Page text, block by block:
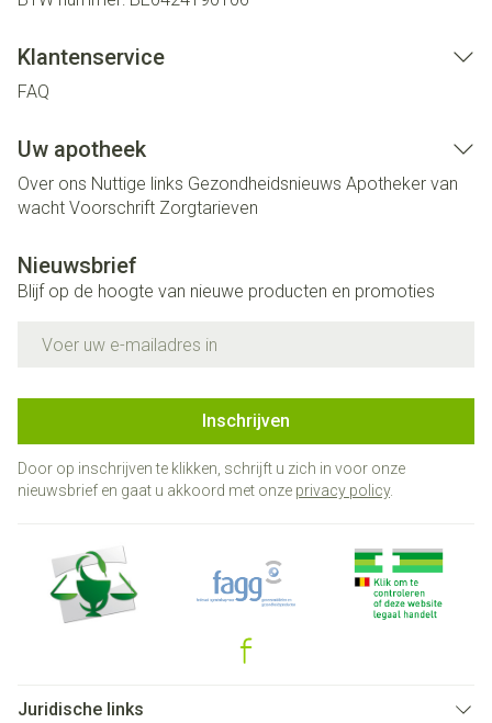
Klantenservice
FAQ
Uw apotheek
Over ons Nuttige links Gezondheidsnieuws Apotheker van
wacht Voorschrift Zorgtarieven
Nieuwsbrief
Blijf op de hoogte van nieuwe producten en promoties
Inschrijven
Door op inschrijven te klikken, schrijft u zich in voor onze
nieuwsbrief en gaat u akkoord met onze privacy policy.
Juridische links